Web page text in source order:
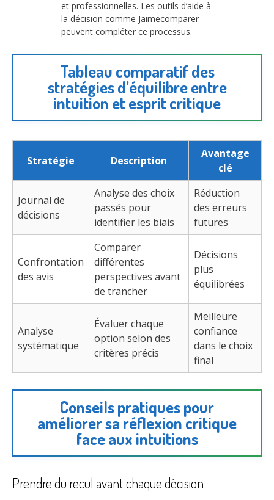
et professionnelles. Les outils d’aide à
la décision comme Jaimecomparer
peuvent compléter ce processus.
Tableau comparatif des
stratégies d’équilibre entre
intuition et esprit critique
Stratégie Description
Avantage
clé
Journal de
décisions
Analyse des choix
passés pour
identifier les biais
Réduction
des erreurs
futures
Confrontation
des avis
Comparer
différentes
perspectives avant
de trancher
Décisions
plus
équilibrées
Analyse
systématique
Évaluer chaque
option selon des
critères précis
Meilleure
confiance
dans le choix
final
Conseils pratiques pour
améliorer sa réflexion critique
face aux intuitions
Prendre du recul avant chaque décision